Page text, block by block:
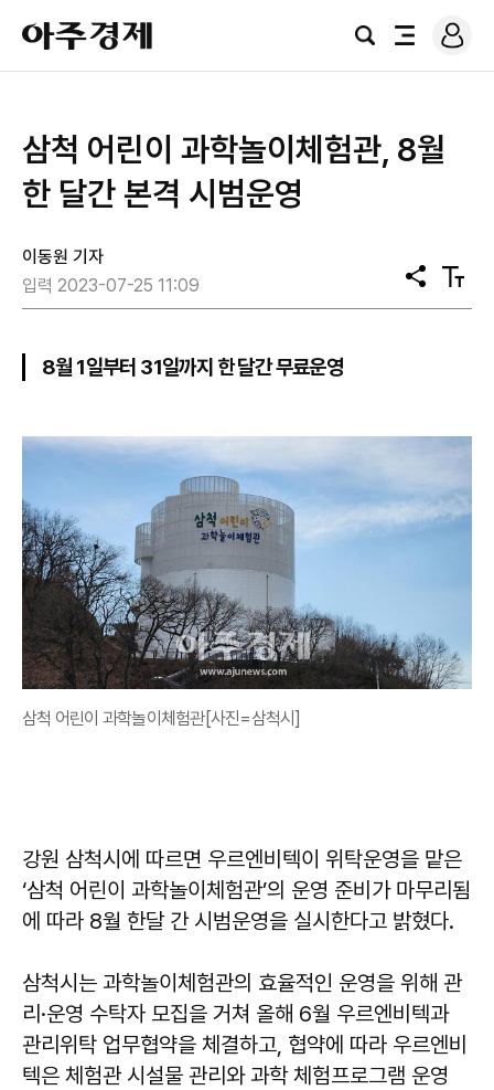
아
주
경
검
전
로
그
삼척 어린이 과학놀이체험관, 8월
한 달간 본격 시범운영
이동원 기자
입력 2023-07-25 11:09
공
유
텍
스
8월 1일부터 31일까지 한 달간 무료운영
삼척 어린이 과학놀이체험관[사진=삼척시]
강원 삼척시에 따르면 우르엔비텍이 위탁운영을 맡은
‘삼척 어린이 과학놀이체험관’의 운영 준비가 마무리됨
에 따라 8월 한달 간 시범운영을 실시한다고 밝혔다.
삼척시는 과학놀이체험관의 효율적인 운영을 위해 관
리·운영 수탁자 모집을 거쳐 올해 6월 우르엔비텍과
관리위탁 업무협약을 체결하고, 협약에 따라 우르엔비
텍은 체험관 시설물 관리와 과학 체험프로그램 운영